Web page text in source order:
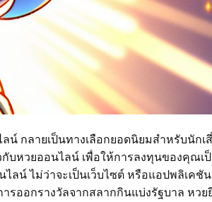
กลายเป็นทางเลือกยอดนิยมสำหรับนักเ
บหวยออนไลน์ เพื่อให้การลงทุนของคุณเ
น์ ไม่ว่าจะเป็นเว็บไซต์ หรือแอปพลิเคชั
รออกรางวัลจากสลากกินแบ่งรัฐบาล หวย